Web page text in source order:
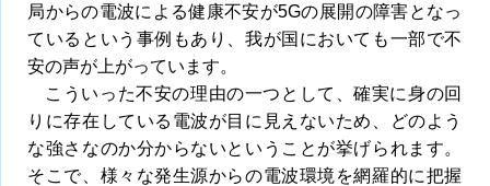
局からの電波による健康不安が5Gの展開の障害となっ
ているという事例もあり、我が国においても一部で不
安の声が上がっています。
こういった不安の理由の一つとして、確実に身の回
りに存在している電波が目に見えないため、どのよう
な強さなのか分からないということが挙げられます。
そこで、様々な発生源からの電波環境を網羅的に把握